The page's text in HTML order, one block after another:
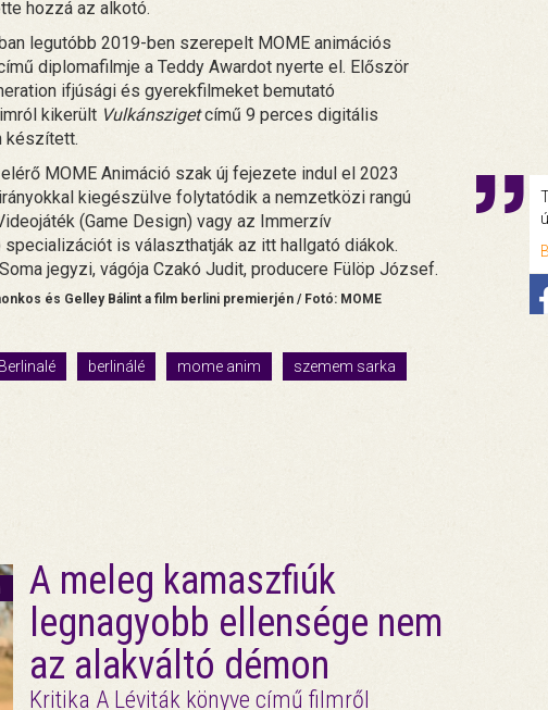
hozzá az alkotó.
legutóbb 2019-ben szerepelt MOME animációs
diplomafilmje a Teddy Awardot nyerte el. Először
ifjúsági és gyerekfilmeket bemutató
kikerült Vulkánszigetcímű 9 perces digitális
készített.
MOME Animáció szak új fejezete indul el 2023
kiegészülve folytatódik a nemzetközi rangú
(Game Design) vagy az Immerzív
is választhatják az itt hallgató diákok.
jegyzi, vágója Czakó Judit, producere Fülöp József.
és Gelley Bálint a film berlini premierjén / Fotó: MOME
Berlinalé berlinálé mome anim
szemem sarka
A meleg kamaszfiúk
legnagyobb ellensége nem
az alakváltó démon
Kritika A Léviták könyve című filmről